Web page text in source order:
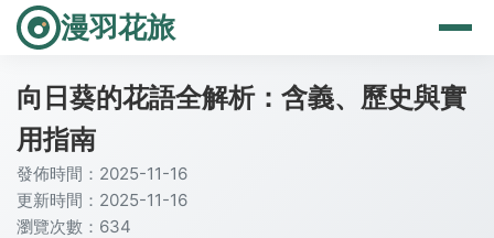
漫羽花旅
向日葵的花語全解析：含義、歷史與實
用指南
發佈時間：2025-11-16
更新時間：2025-11-16
瀏覽次數：634